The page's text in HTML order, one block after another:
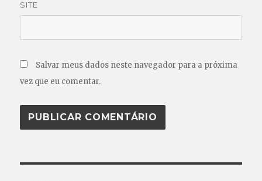
SITE
Salvar meus dados neste navegador para a próxima
vez que eu comentar.